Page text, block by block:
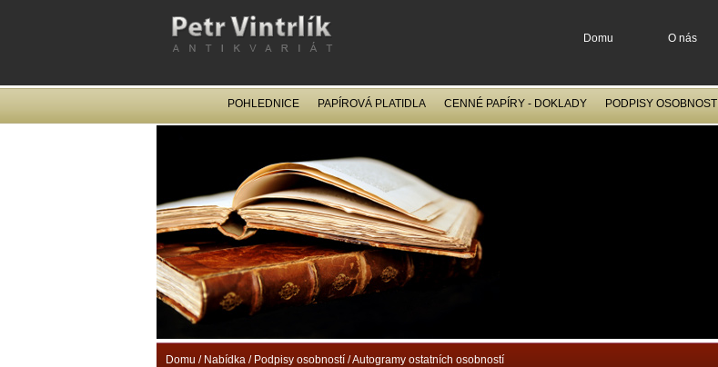
Domu O nás
POHLEDNICE PAPÍROVÁ PLATIDLA CENNÉ PAPÍRY - DOKLADY PODPISY OSOBNOSTÍ
Domu / Nabídka / Podpisy osobností /Autogramy ostatních osobností